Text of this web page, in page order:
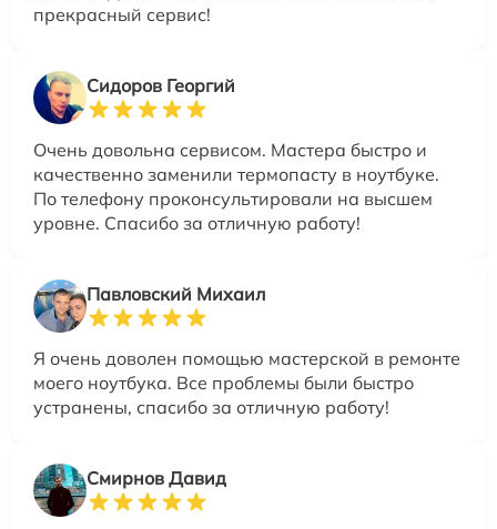
прекрасный сервис!
Сидоров Георгий
Очень довольна сервисом. Мастера быстро и
качественно заменили термопасту в ноутбуке.
По телефону проконсультировали на высшем
уровне. Спасибо за отличную работу!
Павловский Михаил
Я очень доволен помощью мастерской в ремонте
моего ноутбука. Все проблемы были быстро
устранены, спасибо за отличную работу!
Смирнов Давид